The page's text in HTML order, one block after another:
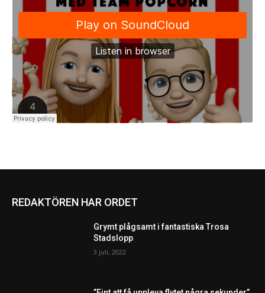
REDAKTÖREN HAR ORDET
Grymt plågsamt i fantastiska Trosa
Stadslopp
3 juli, 2022